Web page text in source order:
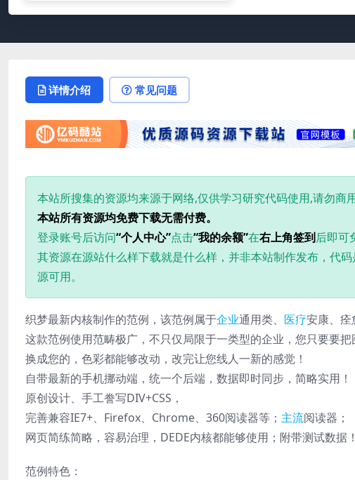
详情介绍 常见问题
本站所搜集的资源均来源于网络,仅供学习研究代码使用,请勿商
本站所有资源均免费下载无需付费。
登录账号后访问“个人中心”点击“我的余额”在右上角签到后即可
其资源在源站什么样下载就是什么样，并非本站制作发布，代
源可用。
织梦最新内核制作的范例，该范例属于企业通用类、 医疗安康、痊
这款范例使用范畴极广，不只仅局限于一类型的企业，您只要要把
换成您的，色彩都能够改动，改完让您线人一新的感觉！
自带最新的手机挪动端，统一个后端，数据即时同步，简略实用！
原创设计、手工誊写DIV+CSS，
完善兼容IE7+、Firefox、Chrome、360阅读器等； 主流阅读器；
网页简练简略，容易治理，DEDE内核都能够使用；附带测试数据！
范例特色：